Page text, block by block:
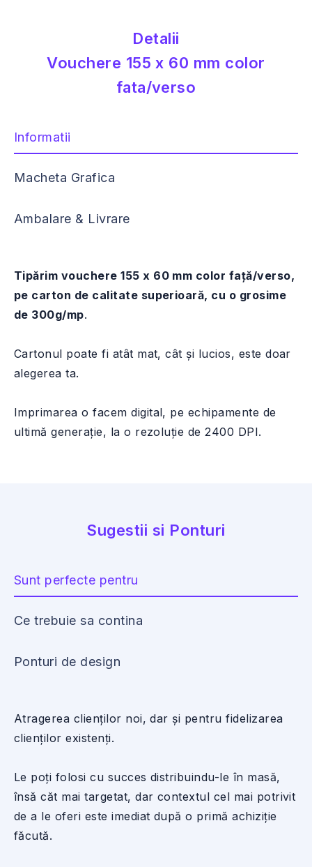
Detalii
Vouchere 155 x 60 mm color
fata/verso
Informatii
Macheta Grafica
Ambalare & Livrare
Tipărim vouchere 155 x 60 mm color față/verso,
pe carton de calitate superioară, cu o grosime
de 300g/mp.
Cartonul poate fi atât mat, cât și lucios, este doar
alegerea ta.
Imprimarea o facem digital, pe echipamente de
ultimă generație, la o rezoluție de 2400 DPI.
Sugestii si Ponturi
Sunt perfecte pentru
Ce trebuie sa contina
Ponturi de design
Atragerea clienților noi, dar și pentru fidelizarea
clienților existenți.
Le poți folosi cu succes distribuindu-le în masă,
însă căt mai targetat, dar contextul cel mai potrivit
de a le oferi este imediat după o primă achiziție
făcută.